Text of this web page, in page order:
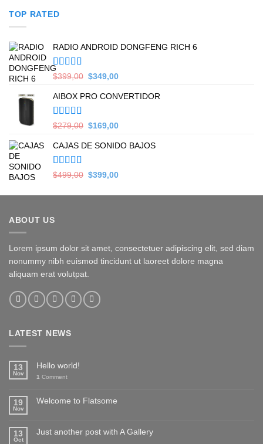
TOP RATED
RADIO ANDROID DONGFENG RICH 6
Valorado en
$399,00 Original
was:
$349,00Current
is:
AIBOX PRO CONVERTIDOR
Valorado en
$279,00 Original
was:
$169,00Current
is:
CAJAS DE SONIDO BAJOS
Valorado en
$499,00 Original
was:
$399,00Current
is:
ABOUT US
Lorem ipsum dolor sit amet, consectetuer adipiscing elit, sed diam
nonummy nibh euismod tincidunt ut laoreet dolore magna
aliquam erat volutpat.
LATEST NEWS
13
Nov
Hello world!
1 Comment
19
Nov
Welcome to Flatsome
13
Oct
Just another post with A Gallery